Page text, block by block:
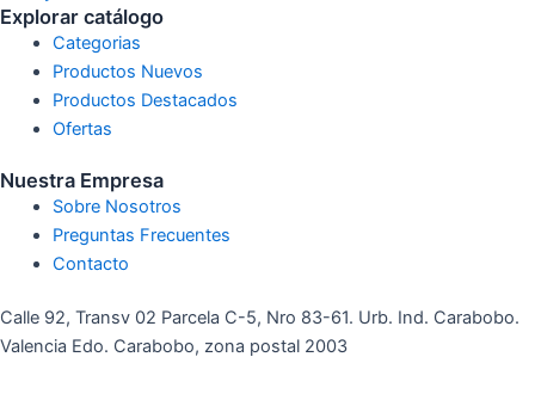
Explorar catálogo
Categorias
Productos Nuevos
Productos Destacados
Ofertas
Nuestra Empresa
Sobre Nosotros
Preguntas Frecuentes
Contacto
Calle 92, Transv 02 Parcela C-5, Nro 83-61. Urb. Ind. Carabobo.
Valencia Edo. Carabobo, zona postal 2003